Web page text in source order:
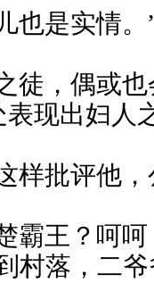
也是实情。
徒，偶或
现出妇人
样批评他，
霸王？呵呵
村落，二